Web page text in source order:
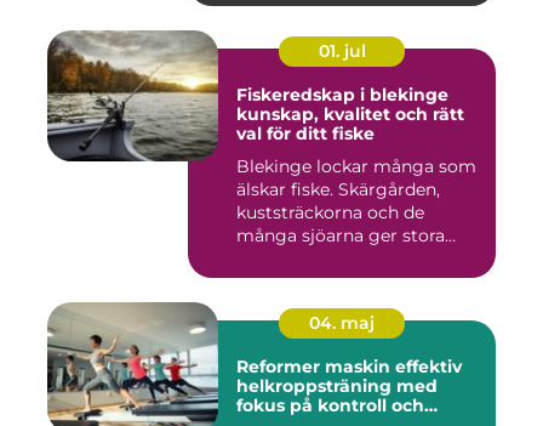
01. jul
Fiskeredskap i blekinge
kunskap, kvalitet och rätt
val för ditt fiske
Blekinge lockar många som
älskar fiske. Skärgården,
kuststräckorna och de
många sjöarna ger stora
04. maj
Reformer maskin effektiv
helkroppsträning med
fokus på kontroll och